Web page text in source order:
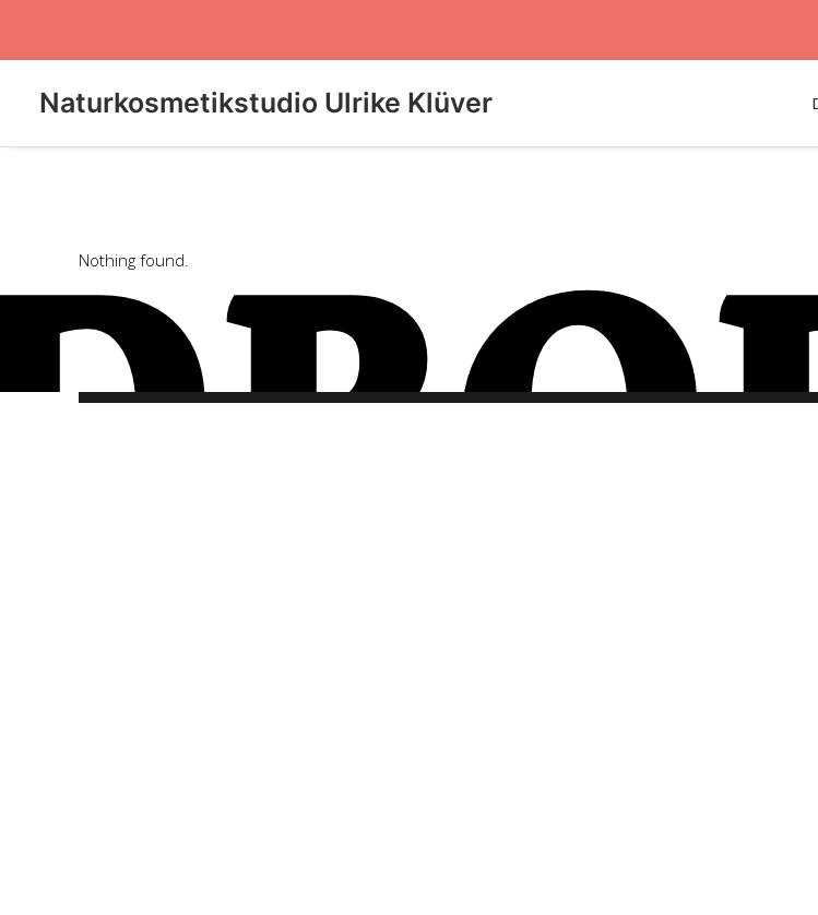
Naturkosmetikstudio Ulrike Klüver
Nothing found.